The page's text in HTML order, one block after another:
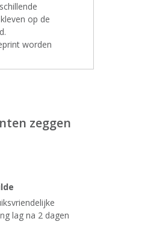
op de
worden
zeggen
lag na 2 dagen